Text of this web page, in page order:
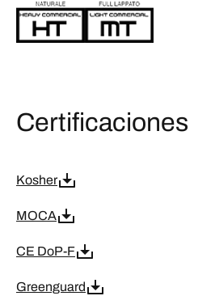
Certificaciones
Kosher
MOCA
CE DoP-F
Greenguard